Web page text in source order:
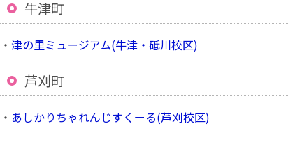
牛津町
・ 津の里ミュージアム(牛津・砥川校区)
芦刈町
・ あしかりちゃれんじすくーる(芦刈校区)